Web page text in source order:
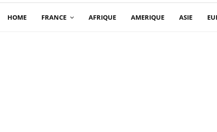
HOME FRANCE AFRIQUE AMERIQUE ASIE